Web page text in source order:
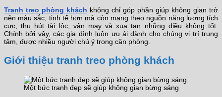
Tranh treo phòng khách không chỉ góp phần giúp không gian trở
nên màu sắc, tinh tế hơn mà còn mang theo nguồn năng lượng tích
cực, thu hút tài lộc, vận may và xua tan những điều không tốt.
Chính bởi vậy, các gia đình luôn ưu ái dành cho chúng vị trí trung
tâm, được nhiều người chú ý trong căn phòng.
Giới thiệu tranh treo phòng khách
Một bức tranh đẹp sẽ giúp không gian bừng sáng